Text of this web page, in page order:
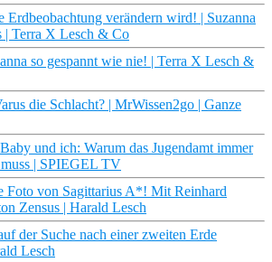
Erdbeobachtung verändern wird! | Suzanna
| Terra X Lesch & Co
so gespannt wie nie! | Terra X Lesch &
die Schlacht? | MrWissen2go | Ganze
und ich: Warum das Jugendamt immer
| SPIEGEL TV
Foto von Sagittarius A*! Mit Reinhard
Zensus | Harald Lesch
der Suche nach einer zweiten Erde
Lesch